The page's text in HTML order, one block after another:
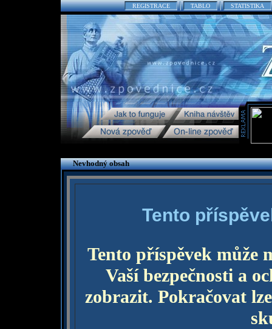
REGISTRACE TABLO STATISTIKA
Nevhodný obsah
Tento
Tento příspěvek může
Vaší bezpečnosti a
zobrazit. Pokračovat